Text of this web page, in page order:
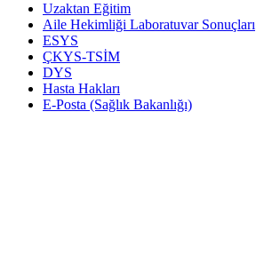
Uzaktan Eğitim
Aile Hekimliği Laboratuvar Sonuçları
ESYS
ÇKYS-TSİM
DYS
Hasta Hakları
E-Posta (Sağlık Bakanlığı)